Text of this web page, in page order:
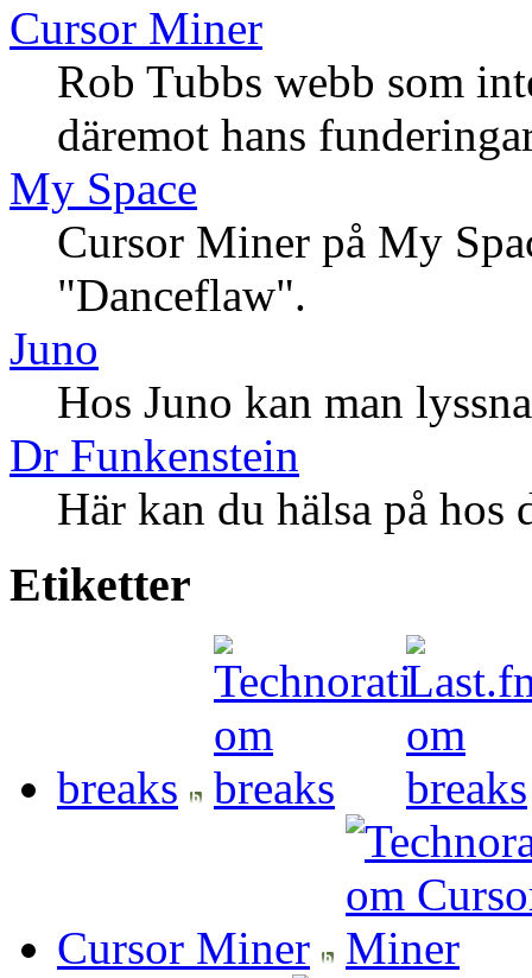
Cursor Miner
Rob Tubbs webb som
däremot hans
My Space
Cursor Miner på My
"Danceflaw".
Juno
Hos Juno kan man
Dr Funkenstein
Här kan du hälsa på hos
Etiketter
breaks
Cursor Miner